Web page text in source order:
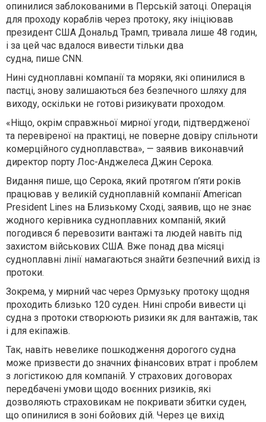
опинилися заблокованими в Перській затоці. Операція
для проходу кораблів через протоку, яку ініціював
президент США Дональд Трамп, тривала лише 48 годин,
і за цей час вдалося вивести тільки два
судна, пише CNN.
Нині судноплавні компанії та моряки, які опинилися в
пастці, знову залишаються без безпечного шляху для
виходу, оскільки не готові ризикувати проходом.
«Ніщо, окрім справжньої мирної угоди, підтвердженої
та перевіреної на практиці, не поверне довіру спільноти
комерційного судноплавства», — заявив виконавчий
директор порту Лос-Анджелеса Джин Серока.
Видання пише, що Серока, який протягом п’яти років
працював у великій судноплавній компанії American
President Lines на Близькому Сході, заявив, що не знає
жодного керівника судноплавних компаній, який
погодився б перевозити вантажі та людей навіть під
захистом військових США. Вже понад два місяці
судноплавні лінії намагаються знайти безпечний вихід із
протоки.
Зокрема, у мирний час через Ормузьку протоку щодня
проходить близько 120 суден. Нині спроби вивести ці
судна з протоки створюють ризики як для вантажів, так
і для екіпажів.
Так, навіть невелике пошкодження дорогого судна
може призвести до значних фінансових втрат і проблем
з логістикою для компаній. У страхових договорах
передбачені умови щодо воєнних ризиків, які
дозволяють страховикам не покривати збитки суден,
що опинилися в зоні бойових дій. Через це вихід